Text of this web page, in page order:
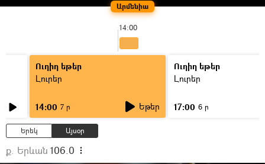
Արմենիա
14:00
Ուղիղ եթեր
Լուրեր
14:00 7 ր Եթեր
Ուղիղ եթեր
Լուրեր
17:00 6 ր
Երեկ Այսօր
ք. Երևան 106.0